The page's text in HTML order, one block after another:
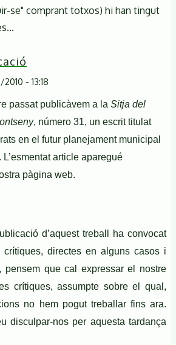
se" comprant totxos) hi han tingut
- 13:18
passat publicàvem a la Sitja del
, número 31, un escrit titulat
en el futur planejament municipal
article aparegué
pàgina web.
d’aquest treball ha convocat
crítiques, directes en alguns casos i
pensem que cal expressar el nostre
crítiques, assumpte sobre el qual,
no hem pogut treballar fins ara.
disculpar-nos per aquesta tardança